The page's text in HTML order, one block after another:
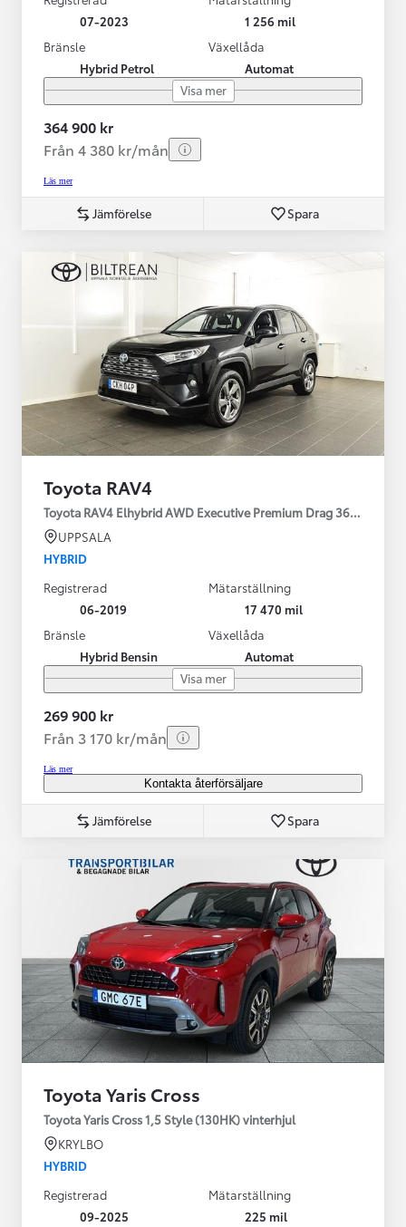
07-2023
1 256 mil
Bränsle
Hybrid Petrol
Växellåda
Automat
Visa mer
364 900 kr
Från 4 380 kr/mån
Läs mer
Jämförelse Spara
Toyota RAV4
Toyota RAV4 Elhybrid AWD Executive Premium Drag 360-kamera
UPPSALA
HYBRID
Registrerad
06-2019
Mätarställning
17 470 mil
Bränsle
Hybrid Bensin
Växellåda
Automat
Visa mer
269 900 kr
Från 3 170 kr/mån
Läs mer
Kontakta återförsäljare
Jämförelse Spara
Toyota Yaris Cross
Toyota Yaris Cross 1,5 Style (130HK) vinterhjul
KRYLBO
HYBRID
Registrerad
09-2025
Mätarställning
225 mil